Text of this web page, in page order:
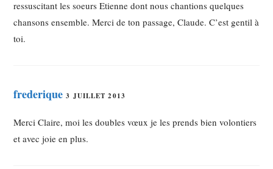
ressuscitant les soeurs Etienne dont nous chantions quelques
chansons ensemble. Merci de ton passage, Claude. C’est gentil à
toi.
frederique 3 JUILLET 2013
Merci Claire, moi les doubles vœux je les prends bien volontiers
et avec joie en plus.